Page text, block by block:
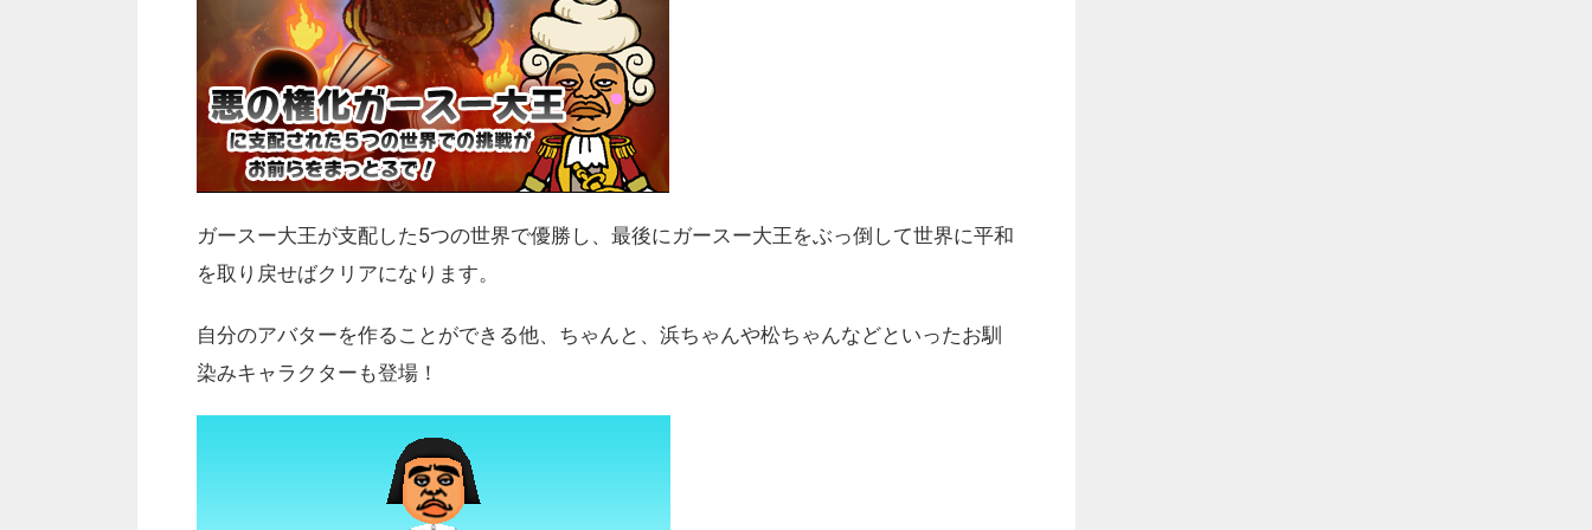
ガースー大王が支配した5つの世界で優勝し、最後にガースー大王をぶっ倒して世界に平和
を取り戻せばクリアになります。
自分のアバターを作ることができる他、ちゃんと、浜ちゃんや松ちゃんなどといったお馴
染みキャラクターも登場！